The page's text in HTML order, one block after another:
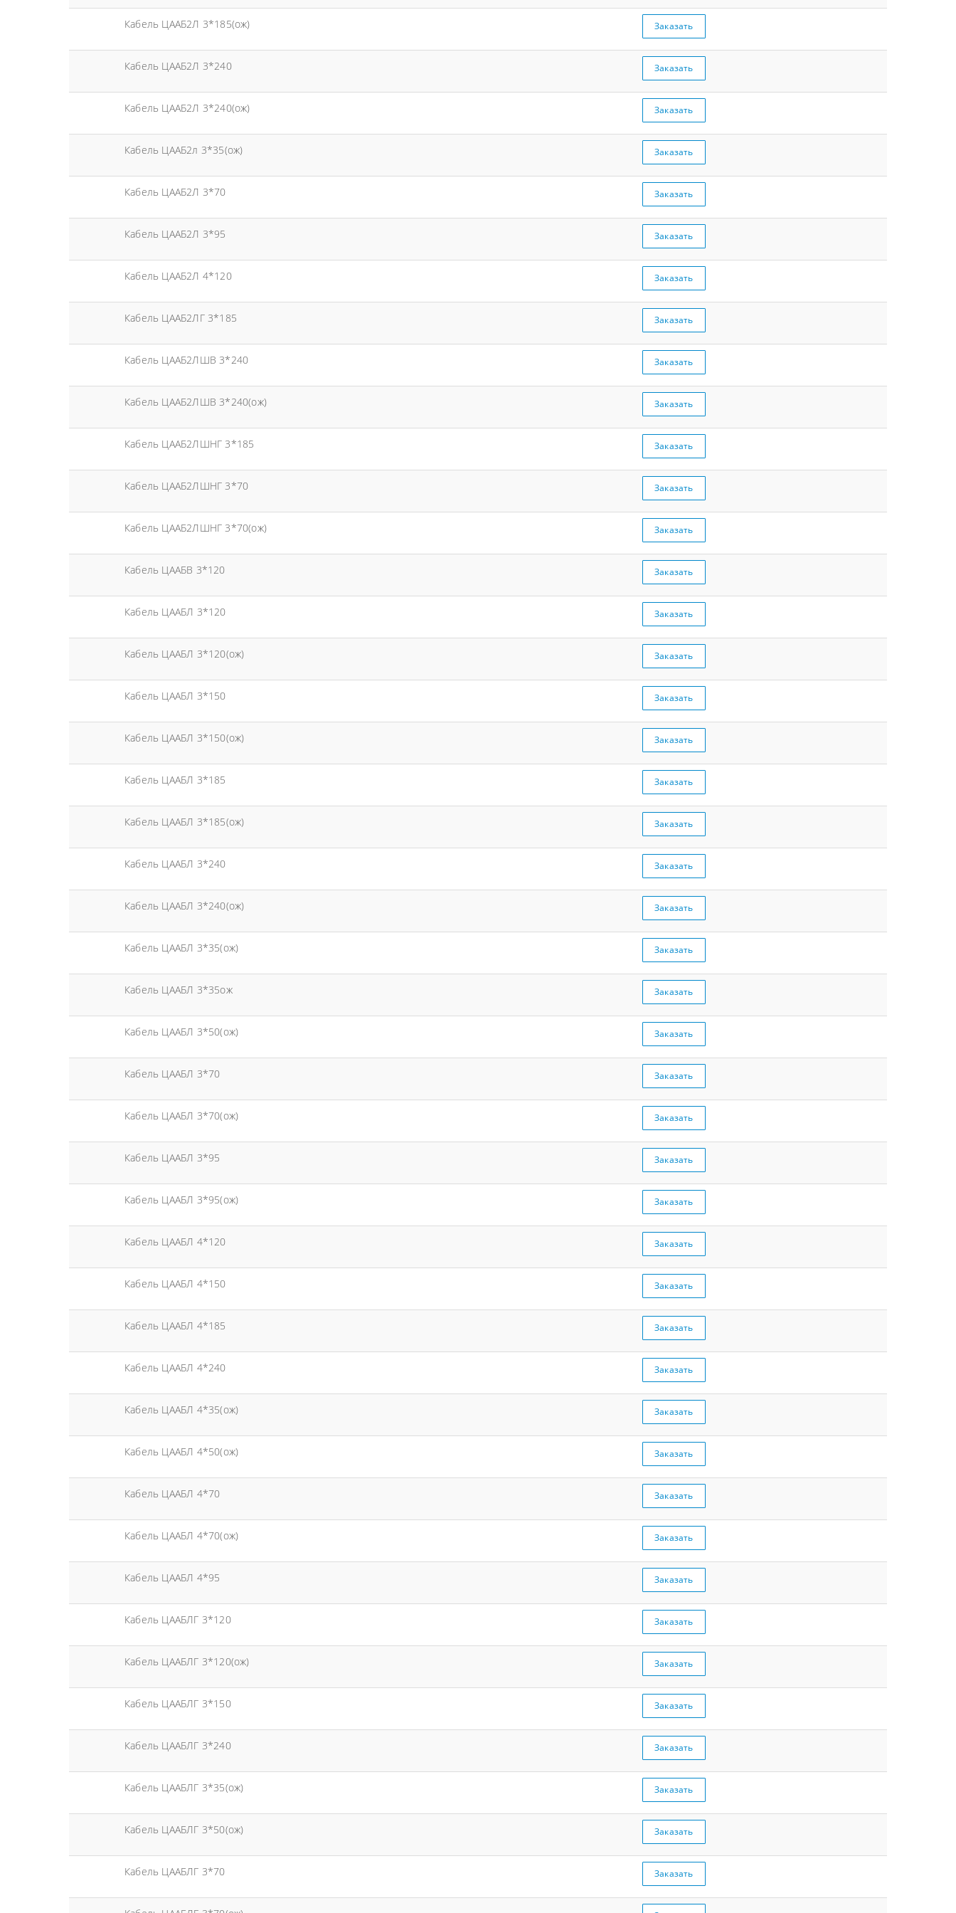
Кабель ЦААБ2Л 3*185(ож) Заказать
Кабель ЦААБ2Л 3*240 Заказать
Кабель ЦААБ2Л 3*240(ож) Заказать
Кабель ЦААБ2л 3*35(ож) Заказать
Кабель ЦААБ2Л 3*70 Заказать
Кабель ЦААБ2Л 3*95 Заказать
Кабель ЦААБ2Л 4*120 Заказать
Кабель ЦААБ2ЛГ 3*185 Заказать
Кабель ЦААБ2ЛШВ 3*240 Заказать
Кабель ЦААБ2ЛШВ 3*240(ож) Заказать
Кабель ЦААБ2ЛШНГ 3*185 Заказать
Кабель ЦААБ2ЛШНГ 3*70 Заказать
Кабель ЦААБ2ЛШНГ 3*70(ож) Заказать
Кабель ЦААБВ 3*120 Заказать
Кабель ЦААБЛ 3*120 Заказать
Кабель ЦААБЛ 3*120(ож) Заказать
Кабель ЦААБЛ 3*150 Заказать
Кабель ЦААБЛ 3*150(ож) Заказать
Кабель ЦААБЛ 3*185 Заказать
Кабель ЦААБЛ 3*185(ож) Заказать
Кабель ЦААБЛ 3*240 Заказать
Кабель ЦААБЛ 3*240(ож) Заказать
Кабель ЦААБЛ 3*35(ож) Заказать
Кабель ЦААБЛ 3*35ож Заказать
Кабель ЦААБЛ 3*50(ож) Заказать
Кабель ЦААБЛ 3*70 Заказать
Кабель ЦААБЛ 3*70(ож) Заказать
Кабель ЦААБЛ 3*95 Заказать
Кабель ЦААБЛ 3*95(ож) Заказать
Кабель ЦААБЛ 4*120 Заказать
Кабель ЦААБЛ 4*150 Заказать
Кабель ЦААБЛ 4*185 Заказать
Кабель ЦААБЛ 4*240 Заказать
Кабель ЦААБЛ 4*35(ож) Заказать
Кабель ЦААБЛ 4*50(ож) Заказать
Кабель ЦААБЛ 4*70 Заказать
Кабель ЦААБЛ 4*70(ож) Заказать
Кабель ЦААБЛ 4*95 Заказать
Кабель ЦААБЛГ 3*120 Заказать
Кабель ЦААБЛГ 3*120(ож) Заказать
Кабель ЦААБЛГ 3*150 Заказать
Кабель ЦААБЛГ 3*240 Заказать
Кабель ЦААБЛГ 3*35(ож) Заказать
Кабель ЦААБЛГ 3*50(ож) Заказать
Кабель ЦААБЛГ 3*70 Заказать